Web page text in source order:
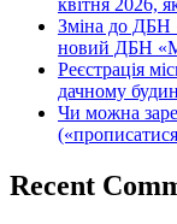
квітня 2026,
Зміна до ДБН
новий ДБН
Реєстрація
дачному
Чи можна
Recent